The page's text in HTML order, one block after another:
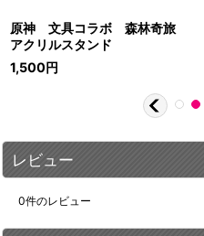
原神 文具コラボ 森林奇旅
アクリルスタンド
1,500円
レビュー
0件のレビュー